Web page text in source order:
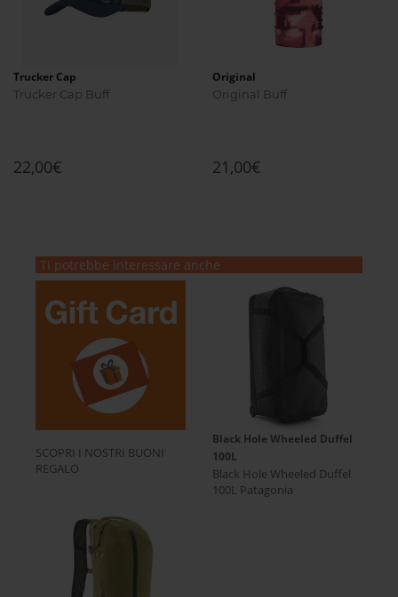
Trucker Cap
Trucker Cap Buff
22,00€
Original
Original Buff
21,00€
Ti potrebbe interessare anche
SCOPRI I NOSTRI BUONI
REGALO
Black Hole Wheeled Duffel
100L
Black Hole Wheeled Duffel
100L Patagonia